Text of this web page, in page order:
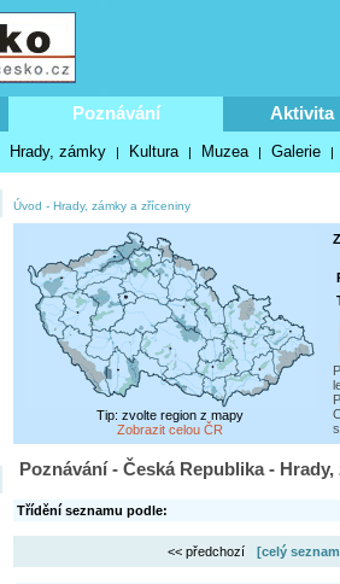
Poznávání Aktivita
Hrady, zámky | Kultura | Muzea | Galerie |
Úvod - Hrady, zámky a zříceniny
Tip: zvolte region z mapy
Zobrazit celou ČR
Poznávání - Česká Republika -
Třídění seznamu podle:
<< předchozí [celý